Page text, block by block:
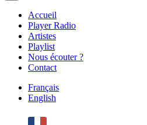
Accueil
Player Radio
Artistes
Playlist
Nous écouter ?
Contact
Français
English